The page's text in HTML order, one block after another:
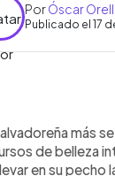
PorÓscar
Publicado el 17
► Escuchar
más
de belleza
en su pecho